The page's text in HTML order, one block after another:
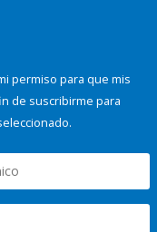
permiso para que mis
de suscribirme para